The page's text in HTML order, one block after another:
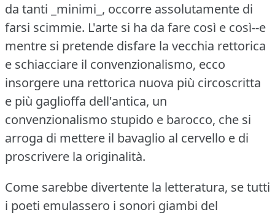
da tanti _minimi_, occorre assolutamente di
farsi scimmie. L'arte si ha da fare così e così--e
mentre si pretende disfare la vecchia rettorica
e schiacciare il convenzionalismo, ecco
insorgere una rettorica nuova più circoscritta
e più gaglioffa dell'antica, un
convenzionalismo stupido e barocco, che si
arroga di mettere il bavaglio al cervello e di
proscrivere la originalità.
Come sarebbe divertente la letteratura, se tutti
i poeti emulassero i sonori giambi del